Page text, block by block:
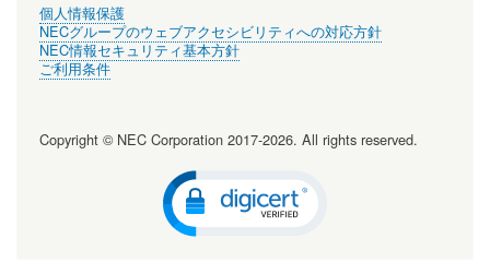
個人情報保護
NECグループのウェブアクセシビリティへの対応方針
NEC情報セキュリティ基本方針
ご利用条件
Copyright © NEC Corporation 2017-2026. All rights reserved.